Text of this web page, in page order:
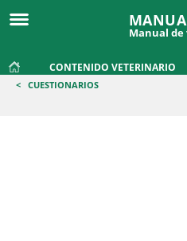
Manual
CONTENIDO VETERINARIO
< CUESTIONARIOS